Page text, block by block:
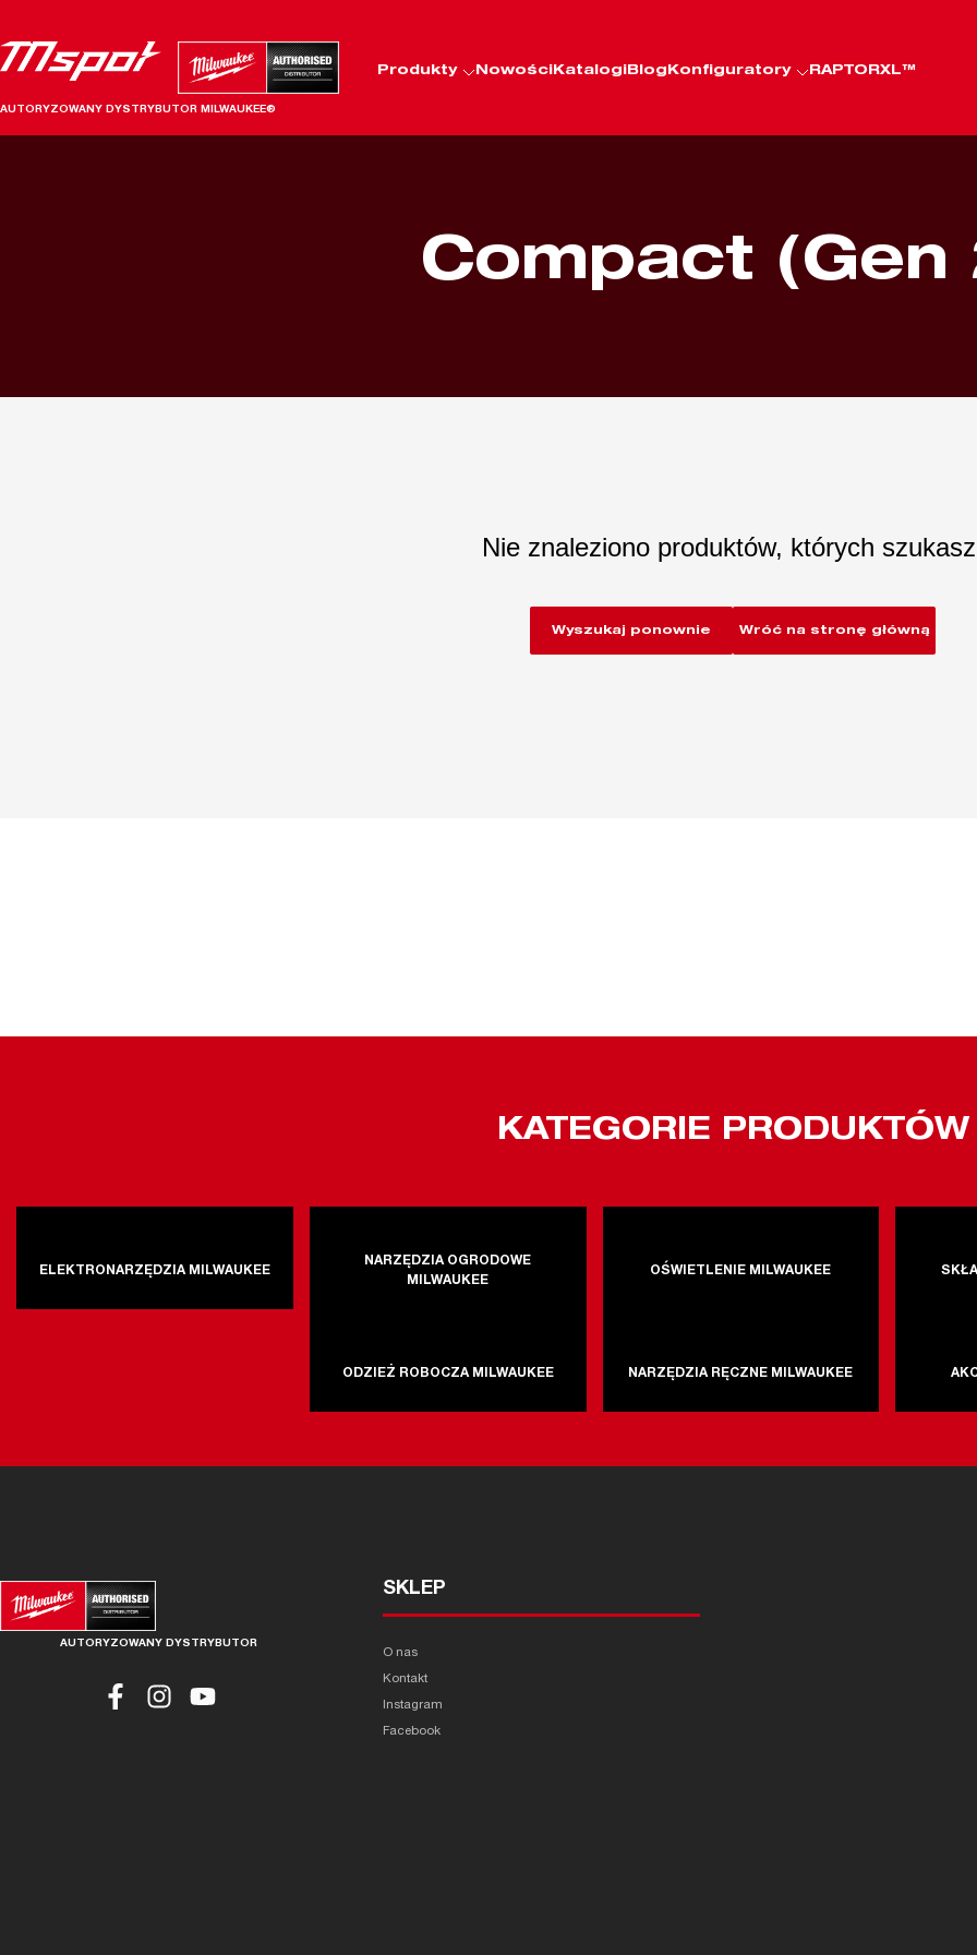
AUTORYZOWANY DYSTRYBUTOR MILWAUKEE®
Produkty NowościKatalogiBlogKonfiguratory RAPTORXL™
Compact (Gen
Nie znaleziono produktów, których
Wyszukaj ponownie Wróć na stronę główną
KATEGORIE PRODUKTÓW
ELEKTRONARZĘDZIA MILWAUKEE
NARZĘDZIA OGRODOWE
MILWAUKEE
OŚWIETLENIE MILWAUKEE
ODZIEŻ ROBOCZA MILWAUKEE NARZĘDZIA RĘCZNE MILWAUKEE
AUTORYZOWANY DYSTRYBUTOR
SKLEP
O nas
Kontakt
Instagram
Facebook